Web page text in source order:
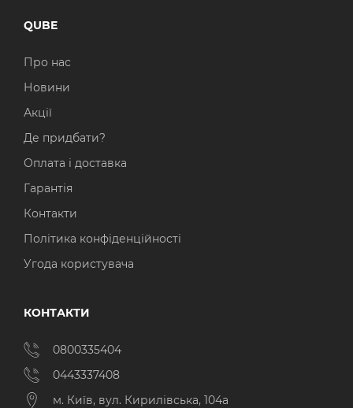
QUBE
Про нас
Новини
Акції
Де придбати?
Оплата і доставка
Гарантія
Контакти
Політика конфіденційності
Угода користувача
КОНТАКТИ
0800335404
0443337408
м. Київ, вул. Кирилівська, 104а